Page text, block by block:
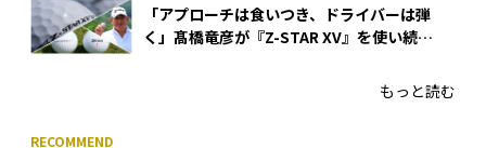
「アプローチは食いつき、ドライバーは弾
く」髙橋竜彦が『Z-STAR XV』を使い続け
もっと読む